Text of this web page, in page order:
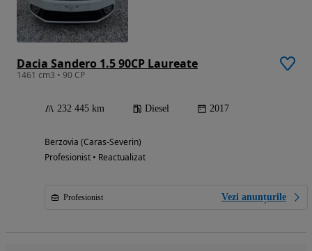
Dacia Sandero 1.5 90CP Laureate
1461 cm3 • 90 CP
232 445 km Diesel 2017
Berzovia (Caras-Severin)
Profesionist • Reactualizat
Profesionist Vezi anunțurile